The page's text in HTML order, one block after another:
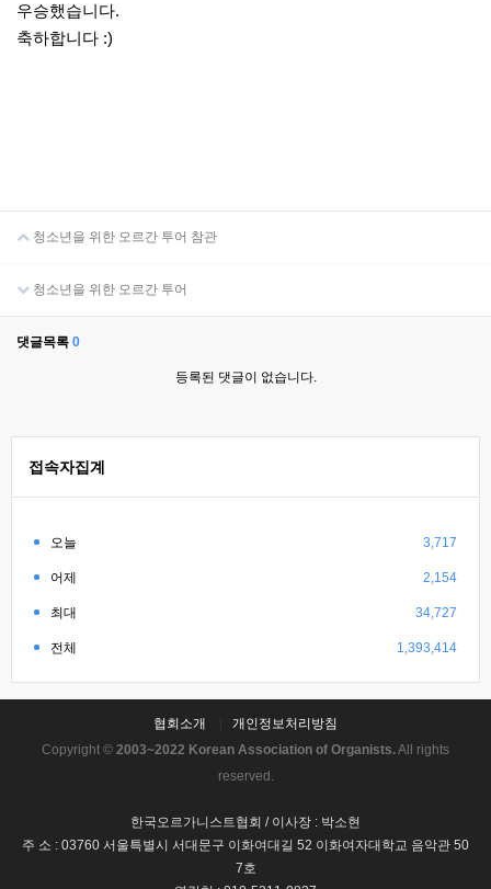
우승했습니다.
축하합니다 :)
청소년을 위한 오르간 투어 참관
청소년을 위한 오르간 투어
댓글목록 0
등록된 댓글이 없습니다.
접속자집계
오늘 3,717
어제 2,154
최대 34,727
전체 1,393,414
협회소개
개인정보처리방침
Copyright © 2003~2022 Korean Association of Organists.All rights
reserved.
한국오르가니스트협회 / 이사장 : 박소현
주 소 : 03760 서울특별시 서대문구 이화여대길 52 이화여자대학교 음악관 50
7호